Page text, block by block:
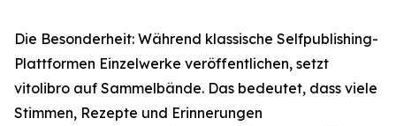
Die Besonderheit: Während klassische Selfpublishing-
Plattformen Einzelwerke veröffentlichen, setzt
vitolibro auf Sammelbände. Das bedeutet, dass viele
Stimmen, Rezepte und Erinnerungen